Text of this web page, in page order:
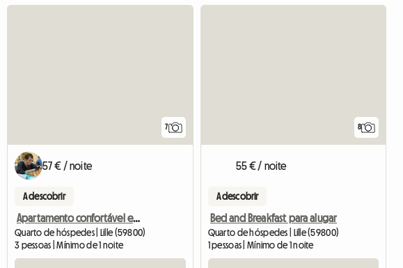
7
57 € / noite
A descobrir
Apartamento confortável em Lille-Centre
Quarto de hóspedes | Lille (59800)
3 pessoas | Mínimo de 1 noite
8
55 € / noite
A descobrir
Bed and Breakfast para alugar
Quarto de hóspedes | Lille (59800)
1 pessoas | Mínimo de 1 noite